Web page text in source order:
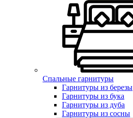
Спальные гарнитуры
Гарнитуры из березы
Гарнитуры из бука
Гарнитуры из дуба
Гарнитуры из сосны